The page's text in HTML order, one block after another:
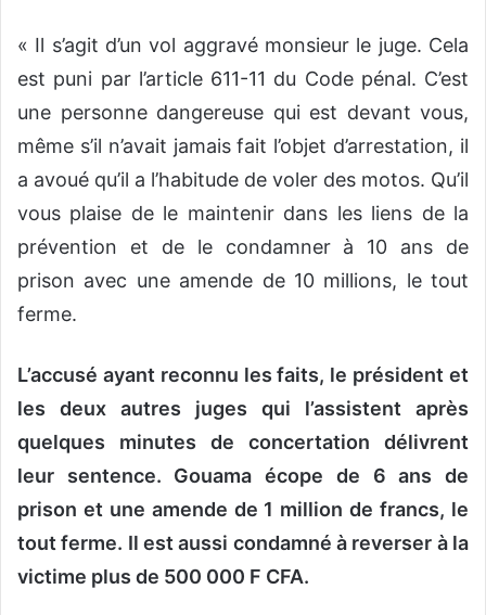
« Il s’agit d’un vol aggravé monsieur le juge. Cela
est puni par l’article 611-11 du Code pénal. C’est
une personne dangereuse qui est devant vous,
même s’il n’avait jamais fait l’objet d’arrestation, il
a avoué qu’il a l’habitude de voler des motos. Qu’il
vous plaise de le maintenir dans les liens de la
prévention et de le condamner à 10 ans de
prison avec une amende de 10 millions, le tout
ferme.
L’accusé ayant reconnu les faits, le président et
les deux autres juges qui l’assistent après
quelques minutes de concertation délivrent
leur sentence. Gouama écope de 6 ans de
prison et une amende de 1 million de francs, le
tout ferme. Il est aussi condamné à reverser à la
victime plus de 500 000 F CFA.